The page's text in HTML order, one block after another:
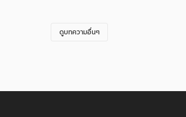
ดูบทความอื่นๆ